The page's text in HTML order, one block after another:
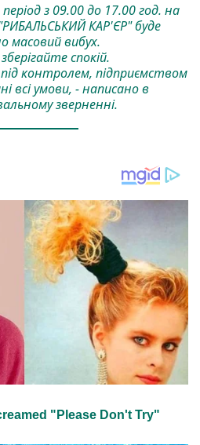
з 09.00 до 17.00 год. на
КАР'ЄР" буде
масовий вибух.
спокій.
контролем, підприємством
всі умови, - написано в
зверненні.